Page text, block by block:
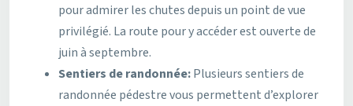
pour admirer les chutes depuis un point de vue
privilégié. La route pour y accéder est ouverte de
juin à septembre.
Sentiers de randonnée:Plusieurs sentiers de
randonnée pédestre vous permettent d’explorer